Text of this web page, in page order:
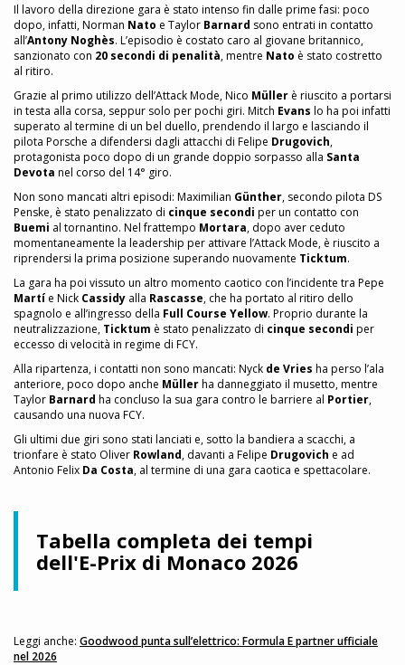
Il lavoro della direzione gara è stato intenso fin dalle prime fasi: poco
dopo, infatti, Norman Nato e Taylor Barnard sono entrati in contatto
all’Antony Noghès. L’episodio è costato caro al giovane britannico,
sanzionato con 20 secondi di penalità, mentre Nato è stato costretto
al ritiro.
Grazie al primo utilizzo dell’Attack Mode, Nico Müller è riuscito a portarsi
in testa alla corsa, seppur solo per pochi giri. Mitch Evans lo ha poi infatti
superato al termine di un bel duello, prendendo il largo e lasciando il
pilota Porsche a difendersi dagli attacchi di Felipe Drugovich,
protagonista poco dopo di un grande doppio sorpasso alla Santa
Devota nel corso del 14° giro.
Non sono mancati altri episodi: Maximilian Günther, secondo pilota DS
Penske, è stato penalizzato di cinque secondi per un contatto con
Buemi al tornantino. Nel frattempo Mortara, dopo aver ceduto
momentaneamente la leadership per attivare l’Attack Mode, è riuscito a
riprendersi la prima posizione superando nuovamente Ticktum.
La gara ha poi vissuto un altro momento caotico con l’incidente tra Pepe
Martí e Nick Cassidy alla Rascasse, che ha portato al ritiro dello
spagnolo e all’ingresso della Full Course Yellow. Proprio durante la
neutralizzazione, Ticktum è stato penalizzato di cinque secondi per
eccesso di velocità in regime di FCY.
Alla ripartenza, i contatti non sono mancati: Nyck de Vries ha perso l’ala
anteriore, poco dopo anche Müllerha danneggiato il musetto, mentre
Taylor Barnard ha concluso la sua gara contro le barriere al Portier,
causando una nuova FCY.
Gli ultimi due giri sono stati lanciati e, sotto la bandiera a scacchi, a
trionfare è stato Oliver Rowland, davanti a Felipe Drugovich e ad
Antonio Felix Da Costa, al termine di una gara caotica e spettacolare.
Tabella completa dei tempi
dell'E-Prix di Monaco 2026
Leggi anche: Goodwood punta sull’elettrico: Formula E partner ufficiale
nel 2026